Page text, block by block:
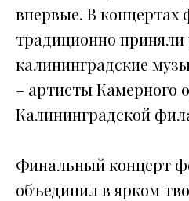
впервые. В концертах
традиционно приняли
калининградские
– артисты Камерного
Калининградской
Финальный концерт
объединил в ярком